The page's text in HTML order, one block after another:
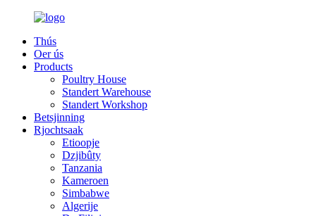
Thús
Oer ús
Products
Poultry House
Standert Warehouse
Standert Workshop
Betsjinning
Rjochtsaak
Etioopje
Dzjibûty
Tanzania
Kameroen
Simbabwe
Algerije